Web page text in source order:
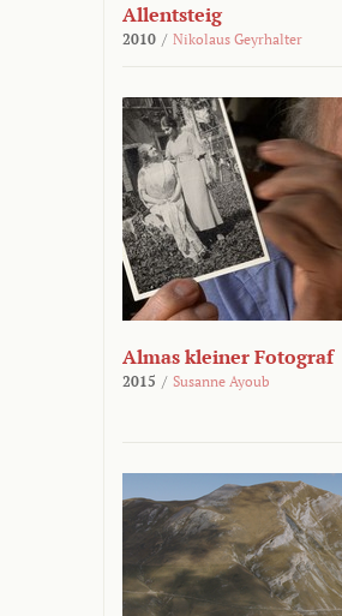
Allentsteig
2010 / Nikolaus Geyrhalter
Almas kleiner Fotograf
2015 / Susanne Ayoub